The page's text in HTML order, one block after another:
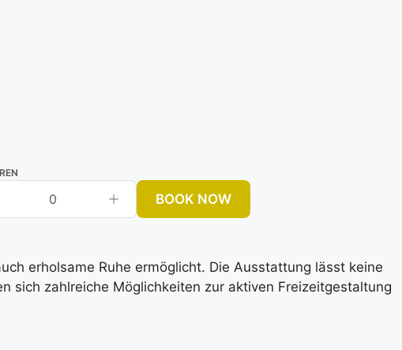
0 BOOK NOW
erholsame Ruhe ermöglicht. Die Ausstattung lässt keine
sich zahlreiche Möglichkeiten zur aktiven Freizeitgestaltung